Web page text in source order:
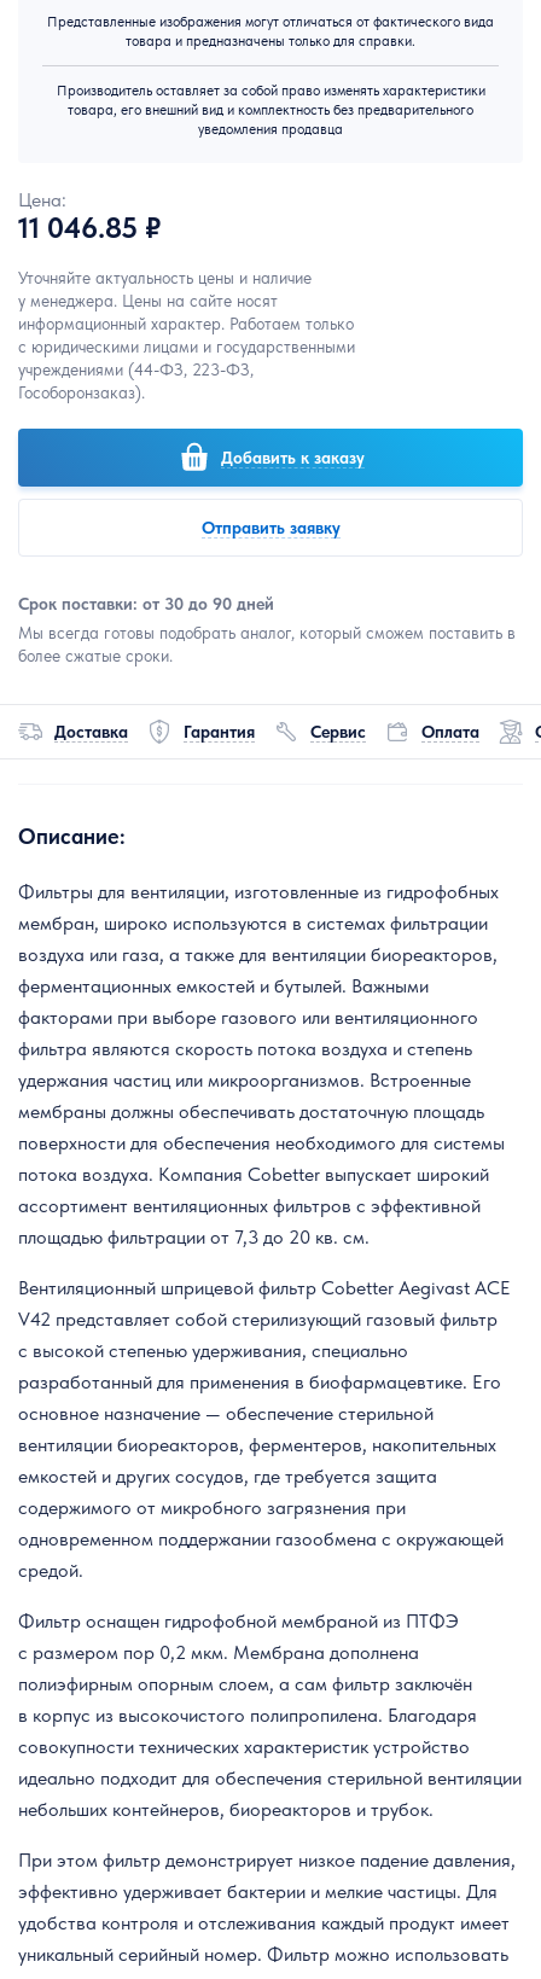
Представленные изображения могут отличаться от фактического вида
товара и предназначены только для справки.
Производитель оставляет за собой право изменять характеристики
товара, его внешний вид и комплектность без предварительного
уведомления продавца
Цена:
11 046.85 ₽
Уточняйте актуальность цены и наличие
у менеджера. Цены на сайте носят
информационный характер. Работаем только
с юридическими лицами и государственными
учреждениями (44-ФЗ, 223-ФЗ,
Гособоронзаказ).
Добавить к заказу
Отправить заявку
Срок поставки: от 30 до 90 дней
Мы всегда готовы подобрать аналог, который сможем поставить в
более сжатые сроки.
Доставка Гарантия Сервис Оплата
Описание:
Фильтры для вентиляции, изготовленные из гидрофобных
мембран, широко используются в системах фильтрации
воздуха или газа, а также для вентиляции биореакторов,
ферментационных емкостей и бутылей. Важными
факторами при выборе газового или вентиляционного
фильтра являются скорость потока воздуха и степень
удержания частиц или микроорганизмов. Встроенные
мембраны должны обеспечивать достаточную площадь
поверхности для обеспечения необходимого для системы
потока воздуха. Компания Cobetter выпускает широкий
ассортимент вентиляционных фильтров с эффективной
площадью фильтрации от 7,3 до 20 кв. см.
Вентиляционный шприцевой фильтр Cobetter Aegivast ACE
V42 представляет собой стерилизующий газовый фильтр
с высокой степенью удерживания, специально
разработанный для применения в биофармацевтике. Его
основное назначение — обеспечение стерильной
вентиляции биореакторов, ферментеров, накопительных
емкостей и других сосудов, где требуется защита
содержимого от микробного загрязнения при
одновременном поддержании газообмена с окружающей
средой.
Фильтр оснащен гидрофобной мембраной из ПТФЭ
с размером пор 0,2 мкм. Мембрана дополнена
полиэфирным опорным слоем, а сам фильтр заключён
в корпус из высокочистого полипропилена. Благодаря
совокупности технических характеристик устройство
идеально подходит для обеспечения стерильной вентиляции
небольших контейнеров, биореакторов и трубок.
При этом фильтр демонстрирует низкое падение давления,
эффективно удерживает бактерии и мелкие частицы. Для
удобства контроля и отслеживания каждый продукт имеет
уникальный серийный номер. Фильтр можно использовать